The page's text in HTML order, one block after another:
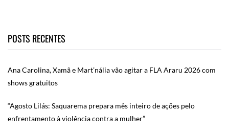
POSTS RECENTES
Ana Carolina, Xamã e Mart’nália vão agitar a FLA Araru 2026 com
shows gratuitos
“Agosto Lilás: Saquarema prepara mês inteiro de ações pelo
enfrentamento à violência contra a mulher”